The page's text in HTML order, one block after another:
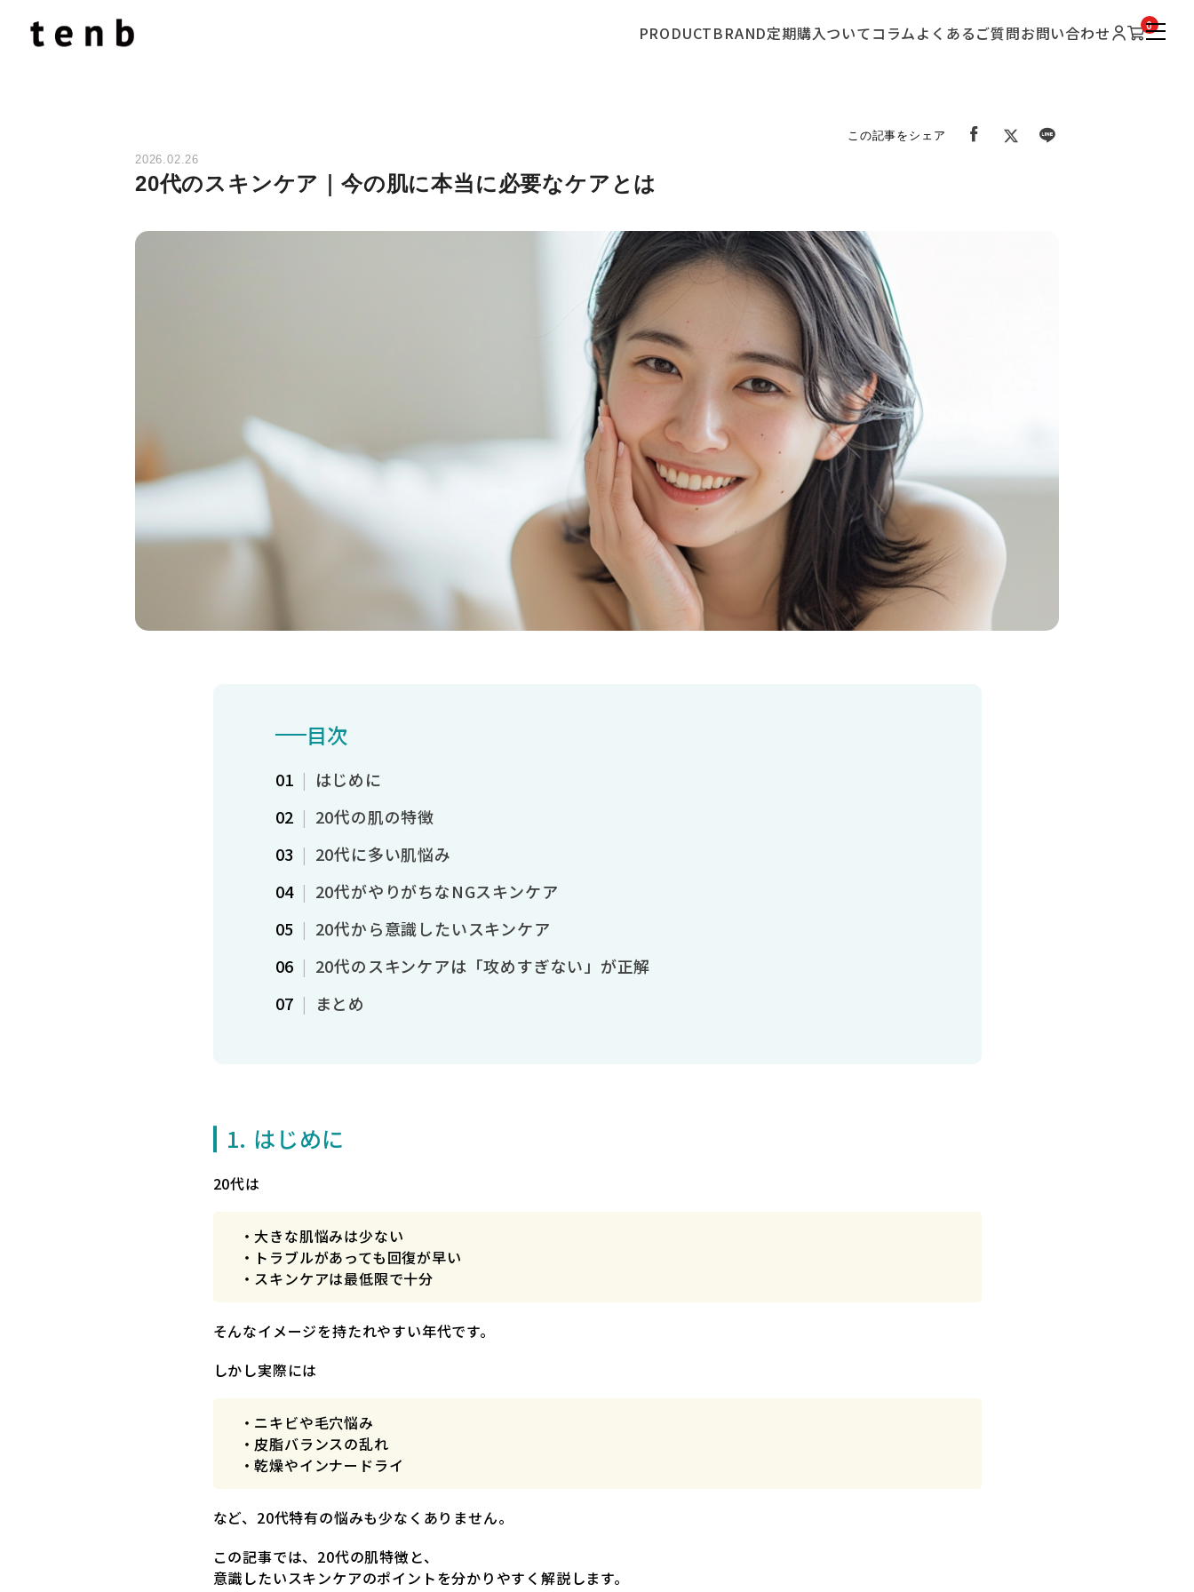
PRODUCTBRAND定期購入ついてコラムよくあるご質問お問い合わせ 0
2026.02.26
この記事をシェア
20代のスキンケア｜今の肌に本当に必要なケアとは
目次
はじめに
20代の肌の特徴
20代に多い肌悩み
20代がやりがちなNGスキンケア
20代から意識したいスキンケア
20代のスキンケアは「攻めすぎない」が正解
まとめ
1. はじめに
20代は
・大きな肌悩みは少ない
・トラブルがあっても回復が早い
・スキンケアは最低限で十分
そんなイメージを持たれやすい年代です。
しかし実際には
・ニキビや毛穴悩み
・皮脂バランスの乱れ
・乾燥やインナードライ
など、20代特有の悩みも少なくありません。
この記事では、20代の肌特徴と、
意識したいスキンケアのポイントを分かりやすく解説します。